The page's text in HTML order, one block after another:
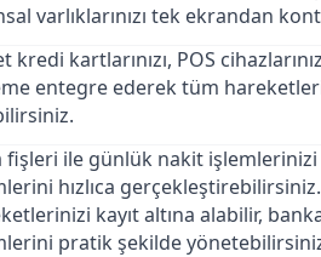
varlıklarınızı tek ekrandan
kredi kartlarınızı, POS
entegre ederek tüm
fişleri ile günlük nakit
hızlıca
kayıt altına alabilir,
pratik şekilde